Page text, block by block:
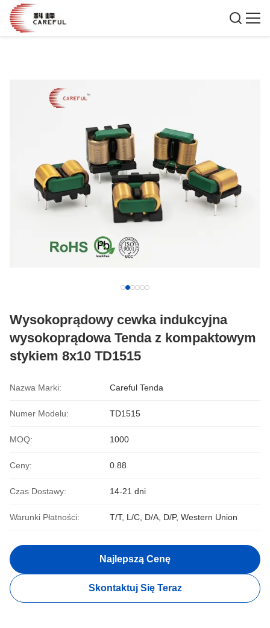
Wysokoprądowy cewka indukcyjna
wysokoprądowa Tenda z kompaktowym
stykiem 8x10 TD1515
Nazwa Marki: Careful Tenda
Numer Modelu: TD1515
MOQ: 1000
Ceny: 0.88
Czas Dostawy: 14-21 dni
Warunki Płatności: T/T, L/C, D/A, D/P, Western Union
Najlepszą Cenę
Skontaktuj Się Teraz